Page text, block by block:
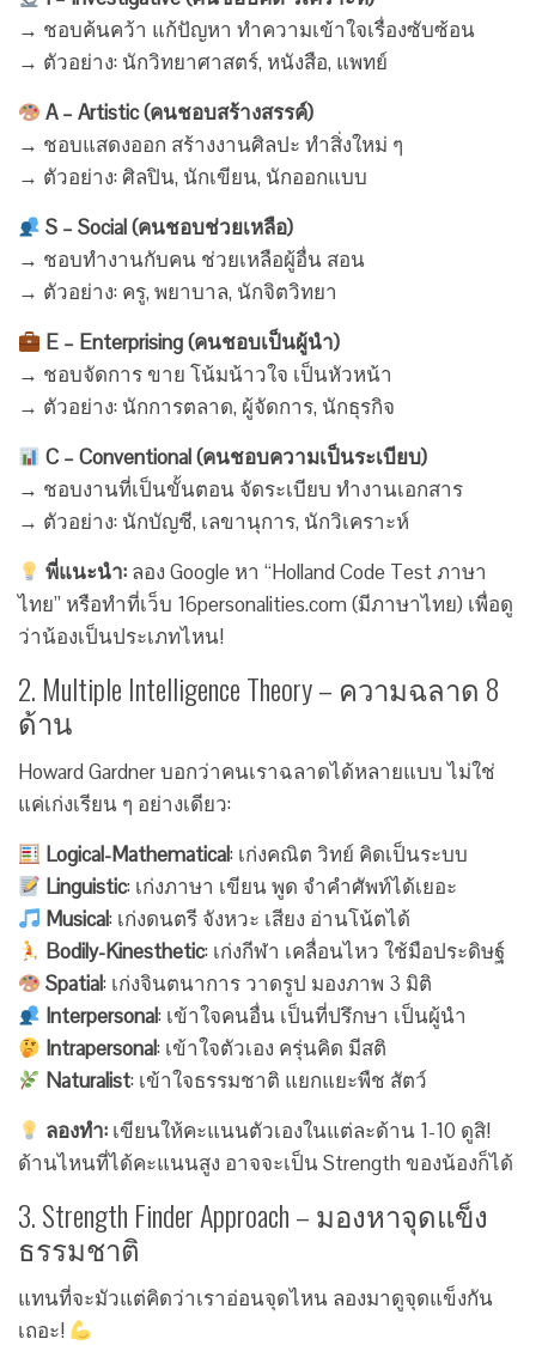
→ ชอบค้นคว้า แก้ปัญหา ทำความเข้าใจเรื่องซับซ้อน
→ ตัวอย่าง: นักวิทยาศาสตร์, หนังสือ, แพทย์
A – Artistic (คนชอบสร้างสรรค์)
→ ชอบแสดงออก สร้างงานศิลปะ ทำสิ่งใหม่ ๆ
→ ตัวอย่าง: ศิลปิน, นักเขียน, นักออกแบบ
S – Social (คนชอบช่วยเหลือ)
→ ชอบทำงานกับคน ช่วยเหลือผู้อื่น สอน
→ ตัวอย่าง: ครู, พยาบาล, นักจิตวิทยา
E – Enterprising (คนชอบเป็นผู้นำ)
→ ชอบจัดการ ขาย โน้มน้าวใจ เป็นหัวหน้า
→ ตัวอย่าง: นักการตลาด, ผู้จัดการ, นักธุรกิจ
C – Conventional (คนชอบความเป็นระเบียบ)
→ ชอบงานที่เป็นขั้นตอน จัดระเบียบ ทำงานเอกสาร
→ ตัวอย่าง: นักบัญชี, เลขานุการ, นักวิเคราะห์
พี่แนะนำ: ลอง Google หา “Holland Code Test ภาษา
ไทย” หรือทำที่เว็บ 16personalities.com (มีภาษาไทย) เพื่อดู
ว่าน้องเป็นประเภทไหน!
2. Multiple Intelligence Theory – ความฉลาด 8
ด้าน
Howard Gardner บอกว่าคนเราฉลาดได้หลายแบบ ไม่ใช่
แค่เก่งเรียน ๆ อย่างเดียว:
Logical-Mathematical: เก่งคณิต วิทย์ คิดเป็นระบบ
Linguistic: เก่งภาษา เขียน พูด จำคำศัพท์ได้เยอะ
Musical: เก่งดนตรี จังหวะ เสียง อ่านโน้ตได้
Bodily-Kinesthetic: เก่งกีฬา เคลื่อนไหว ใช้มือประดิษฐ์
Spatial: เก่งจินตนาการ วาดรูป มองภาพ 3 มิติ
Interpersonal: เข้าใจคนอื่น เป็นที่ปรึกษา เป็นผู้นำ
Intrapersonal: เข้าใจตัวเอง ครุ่นคิด มีสติ
Naturalist: เข้าใจธรรมชาติ แยกแยะพืช สัตว์
ลองทำ: เขียนให้คะแนนตัวเองในแต่ละด้าน 1-10 ดูสิ!
ด้านไหนที่ได้คะแนนสูง อาจจะเป็น Strength ของน้องก็ได้
3. Strength Finder Approach – มองหาจุดแข็ง
ธรรมชาติ
แทนที่จะมัวแต่คิดว่าเราอ่อนจุดไหน ลองมาดูจุดแข็งกัน
เถอะ!